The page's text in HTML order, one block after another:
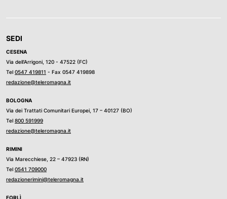
SEDI
CESENA
Via dell’Arrigoni, 120 - 47522 (FC)
Tel 0547 419811 - Fax 0547 419898
redazione@teleromagna.it
BOLOGNA
Via dei Trattati Comunitari Europei, 17 – 40127 (BO)
Tel 800 591999
redazione@teleromagna.it
RIMINI
Via Marecchiese, 22 – 47923 (RN)
Tel 0541 709000
redazionerimini@teleromagna.it
FORLÌ